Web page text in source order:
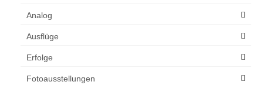
Analog
Ausflüge
Erfolge
Fotoausstellungen